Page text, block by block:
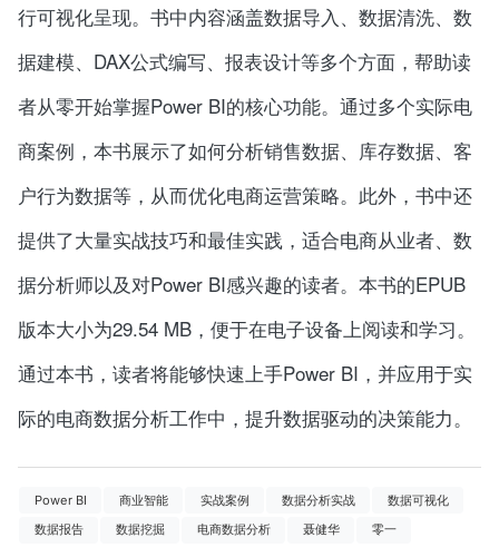
行可视化呈现。书中内容涵盖数据导入、数据清洗、数
据建模、DAX公式编写、报表设计等多个方面，帮助读
者从零开始掌握Power BI的核心功能。通过多个实际电
商案例，本书展示了如何分析销售数据、库存数据、客
户行为数据等，从而优化电商运营策略。此外，书中还
提供了大量实战技巧和最佳实践，适合电商从业者、数
据分析师以及对Power BI感兴趣的读者。本书的EPUB
版本大小为29.54 MB，便于在电子设备上阅读和学习。
通过本书，读者将能够快速上手Power BI，并应用于实
际的电商数据分析工作中，提升数据驱动的决策能力。
Power BI 商业智能 实战案例 数据分析实战
数据可视化
数据报告
数据挖掘 电商数据分析 聂健华 零一